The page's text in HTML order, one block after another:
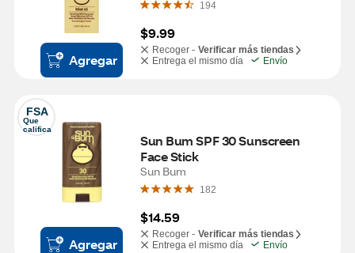
Agregar
194
$9.99
Recoger - Verificar más tiendas
Entrega el mismo día
Envío
FSA
Que
califica
Agregar
Sun Bum SPF 30 Sunscreen
Face Stick
Sun Bum
182
$14.59
Recoger - Verificar más tiendas
Entrega el mismo día
Envío